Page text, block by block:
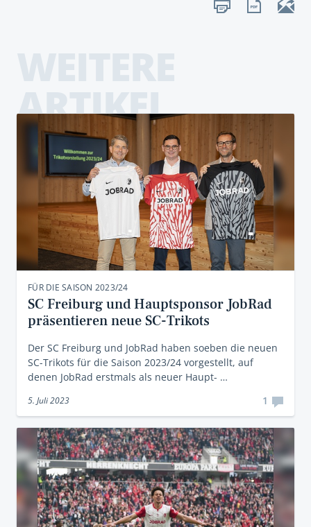
ARTIKEL
FÜR DIE SAISON 2023/24
SC Freiburg und Hauptsponsor JobRad
präsentieren neue SC-Trikots
Der SC Freiburg und JobRad haben soeben die neuen
SC-Trikots für die Saison 2023/24 vorgestellt, auf
denen JobRad erstmals als neuer Haupt- …
5. Juli 2023 1